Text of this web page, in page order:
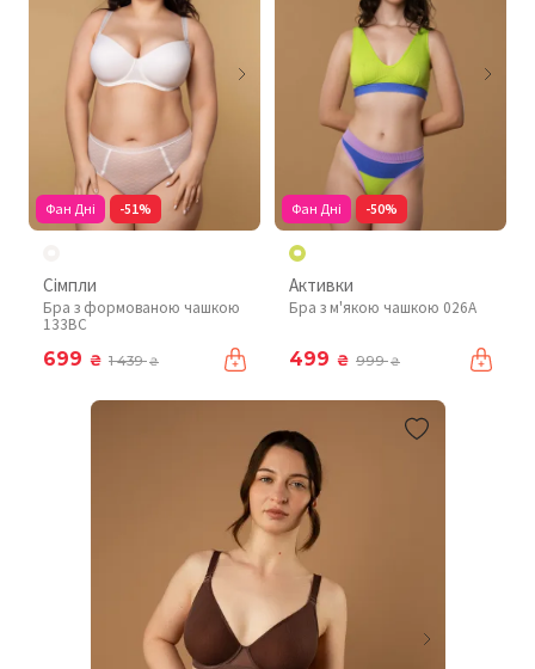
Фан Дні -51%
Сімпли
Бра з формованою чашкою
133BC
699 ₴ 1 439₴
Фан Дні -50%
Активки
Бра з м'якою чашкою 026A
499 ₴ 999₴